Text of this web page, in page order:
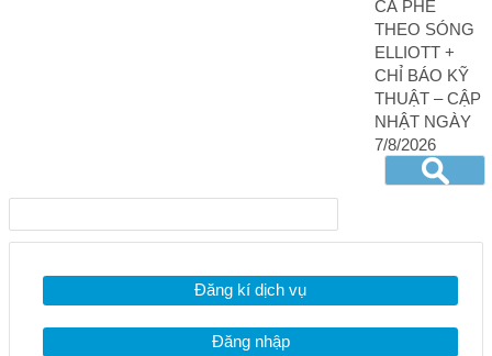
CÀ PHÊ
THEO SÓNG
ELLIOTT +
CHỈ BÁO KỸ
THUẬT – CẬP
NHẬT NGÀY
7/8/2026
Đăng kí dịch vụ
Đăng nhập